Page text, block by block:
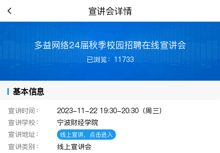
宣讲会详情
多益网络24届秋季校园招聘在线宣讲会
已浏览：11733
基本信息
宣讲时间：
2023-11-22 19:30-20:30（周三）
宣讲学校：
宁波财经学院
宣讲地址：
线上宣讲，点击进入
宣讲类别：
线上宣讲会